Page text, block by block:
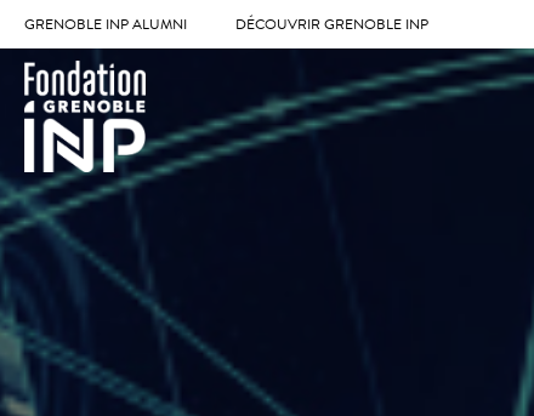
GRENOBLE INP ALUMNI DÉCOUVRIR GRENOBLE INP